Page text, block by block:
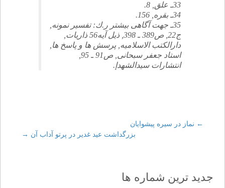
33ـ علق, 8.
34ـ بقره, 156.
35ـ جهت آگاهى بيشتر ر.ك: تفسير نمونه,
ج22, ص389 ـ 398, ذيل آيه56 ذاريات,
دارالكتب الاسلاميه, پرسش ها و پاسخ ها,
استاد جعفر سبحانى, ص91 ـ 95,
انتشارات سيدالشهدإ.
Post
← نماز در سيره پيشوايان
بزرگداشت عيد غدير در پرتو آداب آن →
جدید ترین شماره ها